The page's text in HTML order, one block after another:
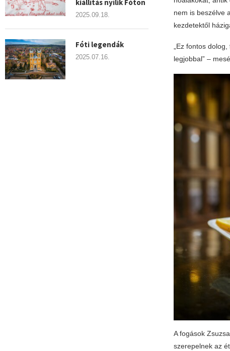
nem is beszélve
kezdetektől
„Ez fontos
legjobbal” –
A fogások
szerepelnek az
kiállítás nyílik Fóton
2025.09.18.
Fóti legendák
2025.07.16.